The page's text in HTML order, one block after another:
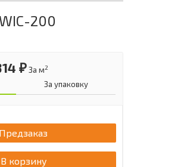
200
₽За м2
За упаковку
Предзаказ
В корзину